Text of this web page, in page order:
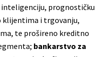
inteligenciju, prognostičku
klijentima i trgovanju,
te prošireno kreditno
bankarstvo za